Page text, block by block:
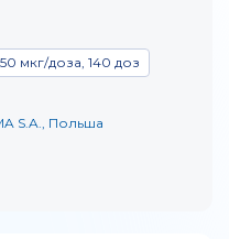
мкг/доза, 140 доз
S.A., Польша